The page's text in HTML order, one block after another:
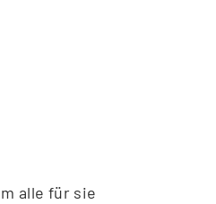
fest,
alle für sie